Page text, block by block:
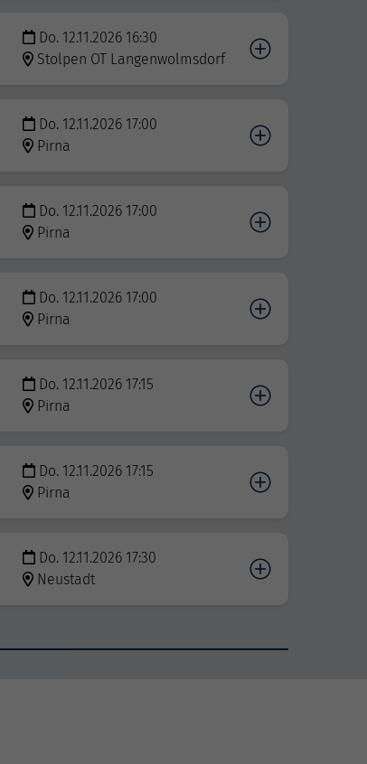
Do. 12.11.2026 16:30
Stolpen OT Langenwolmsdorf
Do. 12.11.2026 17:00
Pirna
Do. 12.11.2026 17:00
Pirna
Do. 12.11.2026 17:00
Pirna
Do. 12.11.2026 17:15
Pirna
Do. 12.11.2026 17:15
Pirna
Do. 12.11.2026 17:30
Neustadt